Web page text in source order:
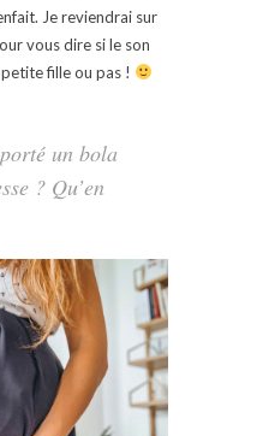
Je reviendrai sur
vous dire si le son
fille ou pas !
un bola
? Qu’en